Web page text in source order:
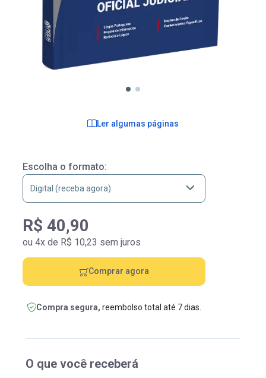
Ler algumas páginas
O que você receberá
Escolha o formato:
R$ 40,90
ou 4x de R$ 10,23 sem juros
Comprar agora
Compra segura, reembolso total até 7 dias.